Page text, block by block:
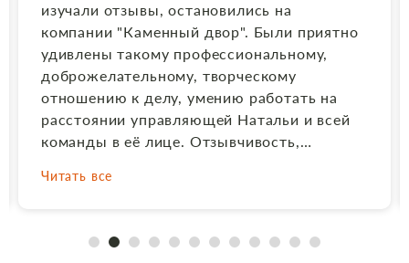
руководитель, ответственный. Заказ был
оформлен и изготовлен как хотел заказчик.
Не помешало даже расстояние более 4000
км. В данном вопросе Наталья проявила
понимание, что очень важно в данном
вопросе. В результате всё получилось
отлично. Материал подобрали очень
гаммой, которую я заказывала. Выполнили
врезали его в стеллу качественно, очень
Читать все